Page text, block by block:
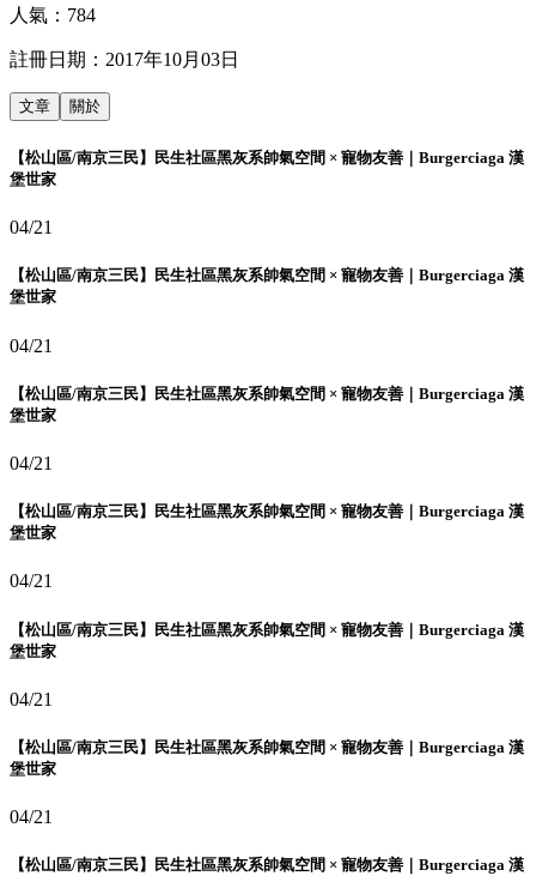
人氣： 784
註冊日期： 2017年10月03日
文章 關於
【松山區/南京三民】民生社區黑灰系帥氣空間 × 寵物友善｜Burgerciaga 漢
堡世家
04/21
【松山區/南京三民】民生社區黑灰系帥氣空間 × 寵物友善｜Burgerciaga 漢
堡世家
04/21
【松山區/南京三民】民生社區黑灰系帥氣空間 × 寵物友善｜Burgerciaga 漢
堡世家
04/21
【松山區/南京三民】民生社區黑灰系帥氣空間 × 寵物友善｜Burgerciaga 漢
堡世家
04/21
【松山區/南京三民】民生社區黑灰系帥氣空間 × 寵物友善｜Burgerciaga 漢
堡世家
04/21
【松山區/南京三民】民生社區黑灰系帥氣空間 × 寵物友善｜Burgerciaga 漢
堡世家
04/21
【松山區/南京三民】民生社區黑灰系帥氣空間 × 寵物友善｜Burgerciaga 漢